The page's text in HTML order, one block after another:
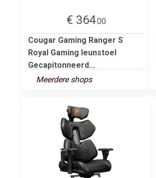
€ 364.00
Cougar Gaming Ranger S
Royal Gaming leunstoel
Gecapitonneerd...
Meerdere shops